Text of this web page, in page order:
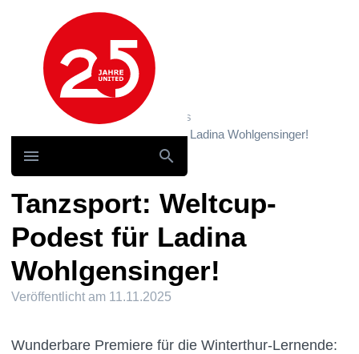
Hauptnavigation
News und Storys / News
Tanzsport: Weltcup-Podest für Ladina Wohlgensinger!
Tanzsport: Weltcup-
Podest für Ladina
Wohlgensinger!
Veröffentlicht am 11.11.2025
Wunderbare Premiere für die Winterthur-Lernende: